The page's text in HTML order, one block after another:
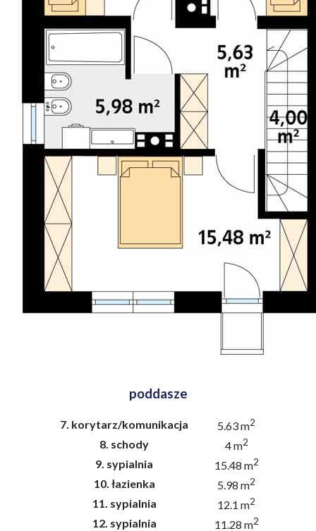
poddasze
7. korytarz/komunikacja 5.63 m2
8. schody 4 m2
9. sypialnia 15.48 m2
10. łazienka 5.98 m2
11. sypialnia 12.1 m2
12. sypialnia 11.28 m2